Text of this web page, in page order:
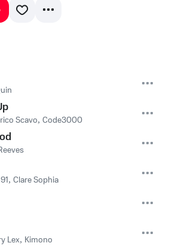
Scavo, Code3000
, Clare Sophia
Lex, Kimono